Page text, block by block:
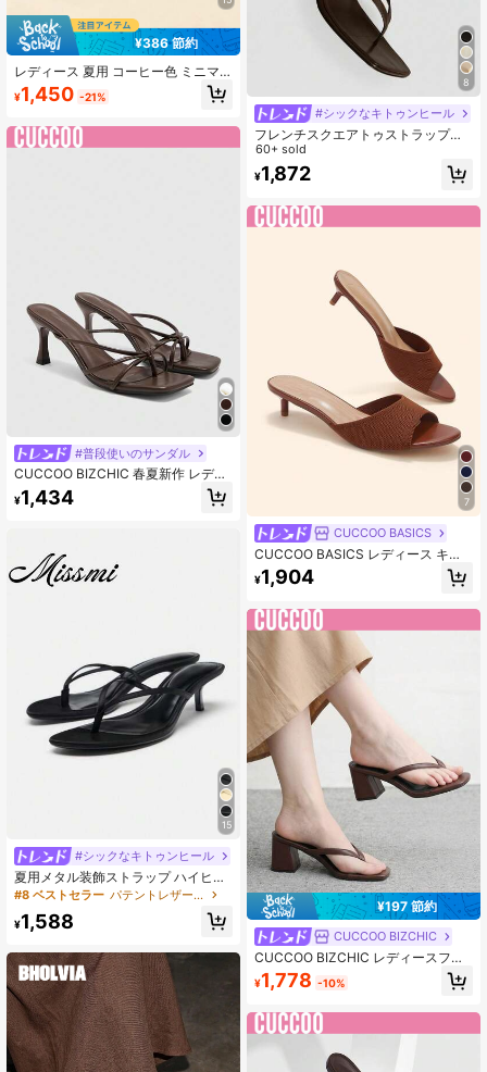
¥386 節約
レディース 夏用 コーヒー色 ミニマ
ルデザイン トングハイヒールサンダ
ル 優しい通勤・アウトドア向け キト
¥1,450 -21%
#普段使いのサンダル
CUCCOO BIZCHIC 春夏新作 レディ
ース シューズ スクエアトゥ ヒール
サンダル ブラウン シンプル ストラ
ガント レディースサンダル レディー
スシューズ
¥1,434
15
#シックなキトゥンヒール
夏用メタル装飾ストラップ ハイヒー
ルサンダル、ミニマリストリゾート
ズ、キトゥンヒール、ビーチサンダ
#8 ベストセラー パテントレザー 女性用サンダル
¥1,588
8
#シックなキトゥンヒール
フレンチスクエアトゥストラップハ
イヒールサンダル、キトゥンヒール
フリップフロップ、夏の新作、スト
レートヒール
60+ sold
¥1,872
7
CUCCOO BASICS
CUCCOO BASICS レディース キト
ゥンヒール ニット スライドサンダル
オープントゥ スリッパ
¥1,904
¥197 節約
CUCCOO BIZCHIC
CUCCOO BIZCHIC レディースファ
ッション ハイヒールサンダル
¥1,778 -10%